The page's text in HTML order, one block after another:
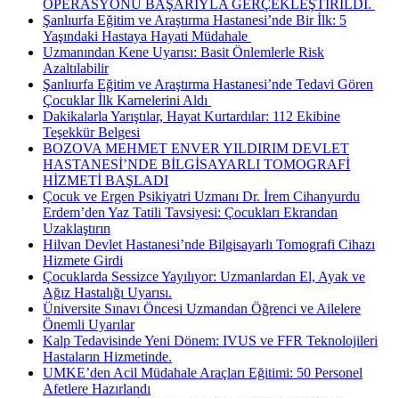
OPERASYONU BAŞARIYLA GERÇEKLEŞTİRİLDİ. ​
Şanlıurfa Eğitim ve Araştırma Hastanesi’nde Bir İlk: 5
Yaşındaki Hastaya Hayati Müdahale ​
Uzmanından Kene Uyarısı: Basit Önlemlerle Risk
Azaltılabilir
Şanlıurfa Eğitim ve Araştırma Hastanesi’nde Tedavi Gören
Çocuklar İlk Karnelerini Aldı ​
Dakikalarla Yarıştılar, Hayat Kurtardılar: 112 Ekibine
Teşekkür Belgesi
BOZOVA MEHMET ENVER YILDIRIM DEVLET
HASTANESİ’NDE BİLGİSAYARLI TOMOGRAFİ
HİZMETİ BAŞLADI
Çocuk ve Ergen Psikiyatri Uzmanı Dr. İrem Cihanyurdu
Erdem’den Yaz Tatili Tavsiyesi: Çocukları Ekrandan
Uzaklaştırın
Hilvan Devlet Hastanesi’nde Bilgisayarlı Tomografi Cihazı
Hizmete Girdi
Çocuklarda Sessizce Yayılıyor: Uzmanlardan El, Ayak ve
Ağız Hastalığı Uyarısı.
Üniversite Sınavı Öncesi Uzmandan Öğrenci ve Ailelere
Önemli Uyarılar
Kalp Tedavisinde Yeni Dönem: IVUS ve FFR Teknolojileri
Hastaların Hizmetinde.
UMKE’den Acil Müdahale Araçları Eğitimi: 50 Personel
Afetlere Hazırlandı